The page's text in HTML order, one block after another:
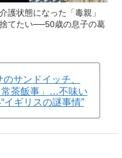
護状態になった「毒親」
てたい──50歳の息子の葛
のサンドイッチ、
常茶飯事」…不味い
イギリスの謎事情”